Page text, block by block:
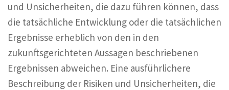
und Unsicherheiten, die dazu führen können, dass
die tatsächliche Entwicklung oder die tatsächlichen
Ergebnisse erheblich von den in den
zukunftsgerichteten Aussagen beschriebenen
Ergebnissen abweichen. Eine ausführlichere
Beschreibung der Risiken und Unsicherheiten, die